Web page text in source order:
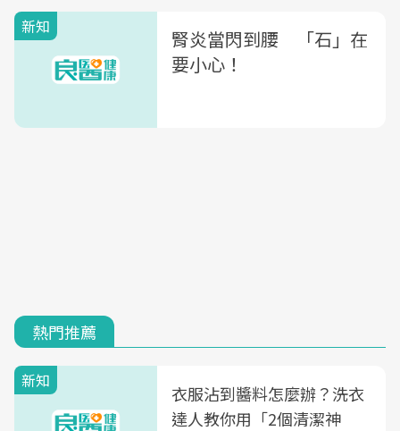
新知
腎炎當閃到腰 「石」在
要小心！
熱門推薦
新知
衣服沾到醬料怎麼辦？洗衣
達人教你用「2個清潔神